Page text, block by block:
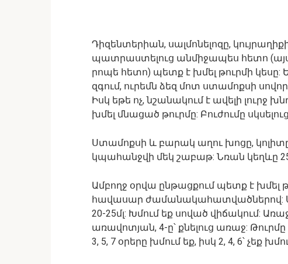
Դիզենտերիան, սալմոնելոզը,
պատրաստելուց անմիջապես հետո
րոպե հետո) պետք է խմել թուրմի
զգում, ուրեմն ձեզ մոտ ստամոքսի
Իսկ եթե ոչ, նշանակում է ավելի լուրջ
խմել մնացած թուրմը: Բուժումը
Ստամոքսի և բարակ աղու խոցը,
կպահանջվի մեկ շաբաթ: Նռան կեղևը
Ամբողջ օրվա ընթացքում պետք է խմել
հավասար ժամանակահատվածներով:
20-25մլ: Խմում եք սոված վիճակում:
առավոտյան, 4-ը՝ քնելուց առաջ:
3, 5, 7 օրերը խմում եք, իսկ 2, 4, 6՝ չեք